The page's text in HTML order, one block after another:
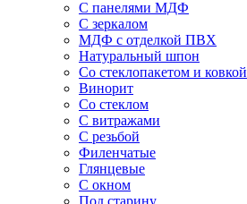
С панелями МДФ
С зеркалом
МДФ с отделкой ПВХ
Натуральный шпон
Со стеклопакетом и ковкой
Винорит
Со стеклом
С витражами
С резьбой
Филенчатые
Глянцевые
С окном
Под старину